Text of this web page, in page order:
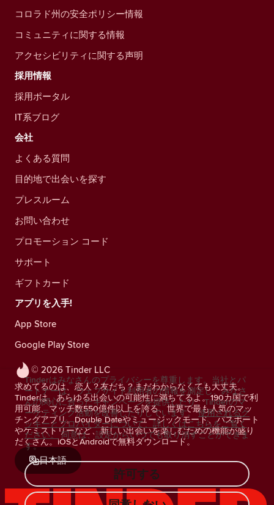
© 2026 Tinder LLC
求めてるのは、恋人？友だち？まだわからなくても大丈夫。
Tinderは、あらゆる出会いの可能性に満ちてるよ。190カ国で利
用可能、マッチ数550億件以上を誇る、世界で最も人気のマッ
チングアプリ。Double Dateやミュージックモード、パスポート
やケミストリーなど、新しい出会いを楽しむための機能が盛り
だくさん。iOSとAndroidで無料ダウンロード。
日本語
コロラド州の安全ポリシー情報
コミュニティに関する情報
アクセシビリティに関する声明
採用情報
採用ポータル
IT系ブログ
会社
よくある質問
目的地で出会いを探す
プレスルーム
お問い合わせ
プロモーション コード
サポート
ギフトカード
アプリを入手!
App Store
Google Play Store
Tinderはみなさんのプライバシーを尊重します。当社とパ
ートナーは、ウェブサイト利用者の情報を測定し、みなさ
んの関心に合ったキャンペーンを提供したり、Tinderのマ
ーケティング活動を改善したりしています。 使用されるク
ッキーとプロバイダーについて、詳しくはこちらをご覧く
ださい。 同意は、設定からいつでも取り消すことができま
す。
許可する